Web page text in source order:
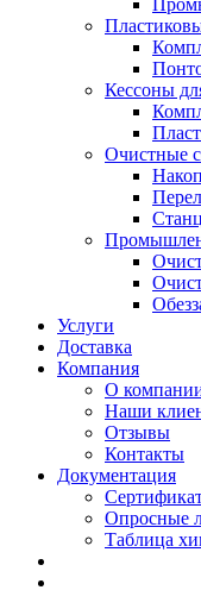
Кессоны
Очистные
Услуги
Доставка
Компания
О
Наши
Отзывы
Контакты
Документация
Опросные
Таблица